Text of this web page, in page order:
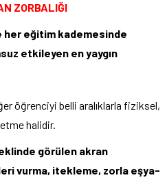
her eğitim kademesinde
etkileyen en yaygın
öğrenciyi belli aralıklarla fiziksel,
halidir.
görülen akran
vurma, itekleme, zorla eşya-